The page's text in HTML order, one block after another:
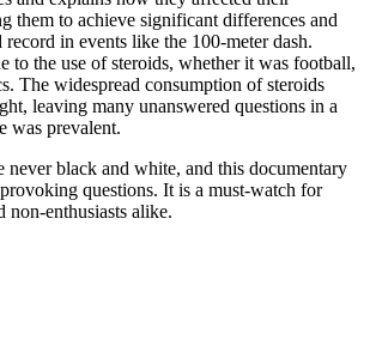
them to achieve significant differences and
in events like the 100-meter dash.
to the use of steroids, whether it was football,
The widespread consumption of steroids
leaving many unanswered questions in a
was prevalent.
never black and white, and this documentary
questions. It is a must-watch for
non-enthusiasts alike.